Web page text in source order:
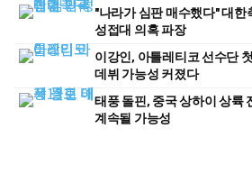
"나라가 심판 매수했다" 대한
성접대 의혹 파장
이강인, 아틀레티코 선수단
데뷔 가능성 커졌다
태풍 돌핀, 중국 상하이 상륙
계속될 가능성